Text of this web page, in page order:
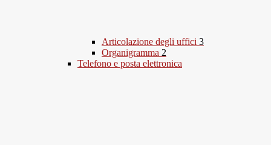
Articolazione degli uffici 3
Organigramma 2
Telefono e posta elettronica